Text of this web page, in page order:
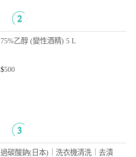
75%乙醇 (變性酒精) 5 L
$500
過碳酸鈉(日本)｜洗衣機清洗｜去漬